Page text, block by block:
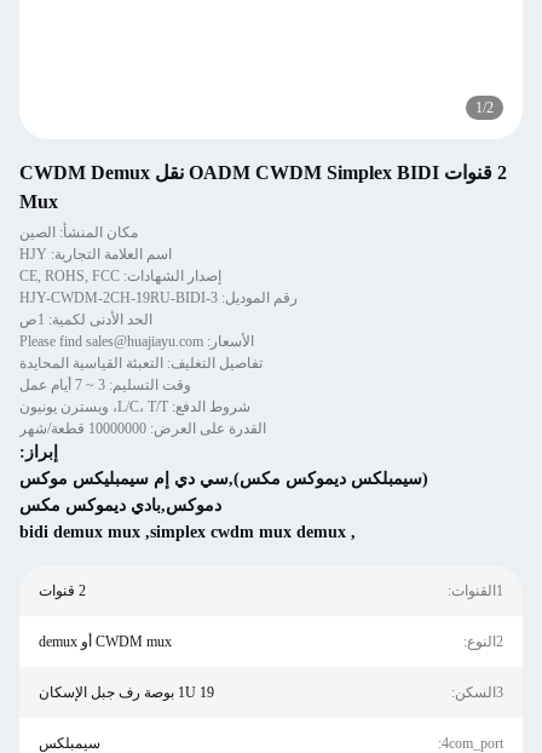
2 قنوات OADM CWDM Simplex BIDI نقل CWDM Demux
Mux
مكان المنشأ: الصين
اسم العلامة التجارية: HJY
إصدار الشهادات: CE, ROHS, FCC
رقم الموديل: HJY-CWDM-2CH-19RU-BIDI-3
الحد الأدنى لكمية: 1ص
الأسعار: Please find sales@huajiayu.com
تفاصيل التغليف: التعبئة القياسية المحايدة
وقت التسليم: 3 ~ 7 أيام عمل
شروط الدفع: L/C، T/T، ويسترن يونيون
القدرة على العرض: 10000000 قطعة/شهر
إبراز:
(سيمبلكس ديموكس مكس),سي دي إم سيمبليكس موكس
دموكس,بادي ديموكس مكس
simplex cwdm mux demux
,
bidi demux mux
CWDM mux أو demux
1U 19 بوصة رف جبل الإسكان
4com_port: سيمبلكس